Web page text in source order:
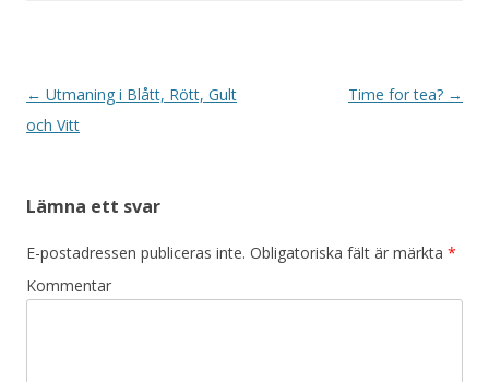
Inläggsnavigering
← Utmaning i Blått, Rött, Gult
och Vitt
Time for tea? →
Lämna ett svar
E-postadressen publiceras inte. Obligatoriska fält är märkta *
Kommentar